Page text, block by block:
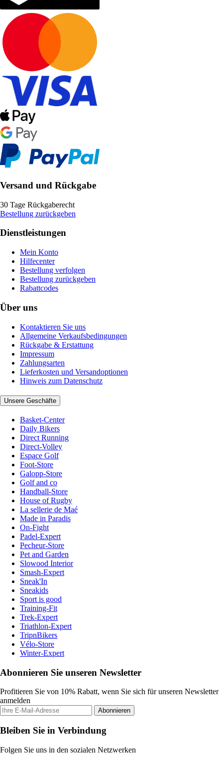
Versand und Rückgabe
30 Tage Rückgaberecht
Bestellung zurückgeben
Dienstleistungen
Mein Konto
Hilfecenter
Bestellung verfolgen
Bestellung zurückgeben
Rabattcodes
Über uns
Kontaktieren Sie uns
Allgemeine Verkaufsbedingungen
Rückgabe & Erstattung
Impressum
Zahlungsarten
Lieferkosten und Versandoptionen
Hinweis zum Datenschutz
Unsere Geschäfte
Basket-Center
Daily Bikers
Direct Running
Direct-Volley
Espace Golf
Foot-Store
Galopp-Store
Golf and co
Handball-Store
House of Rugby
La sellerie de Maé
Made in Paradis
On-Fight
Padel-Expert
Pecheur-Store
Pet and Garden
Slowood Interior
Smash-Expert
Sneak'In
Sneakids
Sport is good
Training-Fit
Trek-Expert
Triathlon-Expert
TripnBikers
Vélo-Store
Winter-Expert
Abonnieren Sie unseren Newsletter
Profitieren Sie von 10% Rabatt, wenn Sie sich für unseren Newsletter
anmelden
Abonnieren
Bleiben Sie in Verbindung
Folgen Sie uns in den sozialen Netzwerken